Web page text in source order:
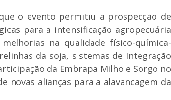
o evento permitiu a prospecção de
para a intensificação agropecuária
na qualidade físico-química-
da soja, sistemas de Integração
da Embrapa Milho e Sorgo no
alianças para a alavancagem da